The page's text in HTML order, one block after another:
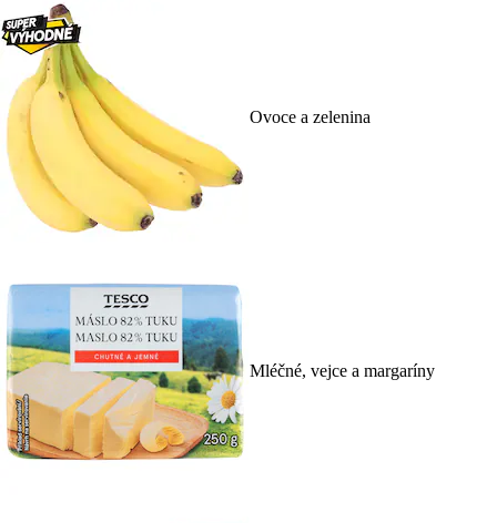
Ovoce a zelenina
Mléčné, vejce a margaríny